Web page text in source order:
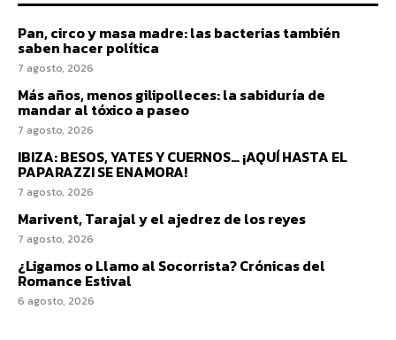
Pan, circo y masa madre: las bacterias también
saben hacer política
7 agosto, 2026
Más años, menos gilipolleces: la sabiduría de
mandar al tóxico a paseo
7 agosto, 2026
IBIZA: BESOS, YATES Y CUERNOS… ¡AQUÍ HASTA EL
PAPARAZZI SE ENAMORA!
7 agosto, 2026
Marivent, Tarajal y el ajedrez de los reyes
7 agosto, 2026
¿Ligamos o Llamo al Socorrista? Crónicas del
Romance Estival
6 agosto, 2026